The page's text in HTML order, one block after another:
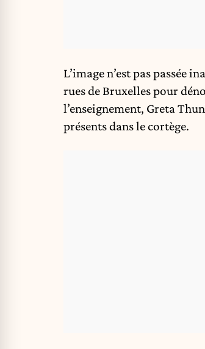
L’image n’est pas passée
rues de Bruxelles pour
l’enseignement, Greta
présents dans le cortège.